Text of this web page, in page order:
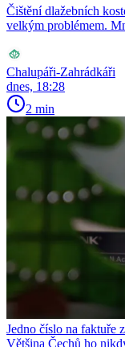
Čištění dlažebních
velkým problémem.
Chalupáři-Zahrádkáři
dnes, 18:28
2 min
Jedno číslo na faktuře
Většina Čechů ho